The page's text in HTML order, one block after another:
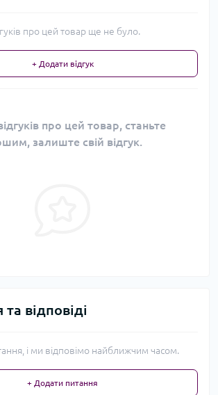
про цей товар ще не було.
+ Додати відгук
про цей товар, станьте
залиште свій відгук.
відповіді
і ми відповімо найближчим часом.
+ Додати питання